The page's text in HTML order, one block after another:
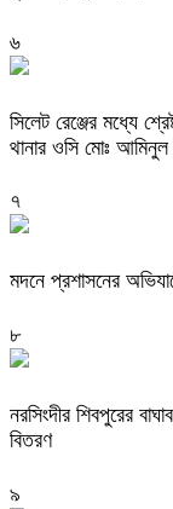
৬
সিলেট রেঞ্জের মধ্যে
থানার ওসি মোঃ
৭
মদনে প্রশাসনের
৮
নরসিংদীর শিবপুরের
বিতরণ
৯